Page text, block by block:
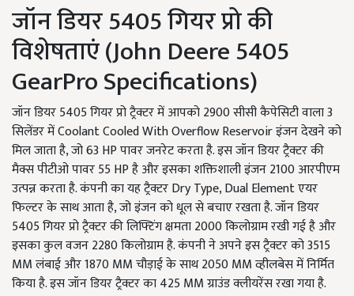
जॉन डियर 5405 गियर प्रो की
विशेषताएं (John Deere 5405
GearPro Specifications)
जॉन डियर 5405 गियर प्रो ट्रैक्टर में आपको 2900 सीसी कैपेसिटी वाला 3
सिलेंडर में Coolant Cooled With Overflow Reservoir इंजन देखने को
मिल जाता है, जो 63 HP पावर जनरेट करता है. इस जॉन डियर ट्रैक्टर की
मैक्स पीटीओ पावर 55 HP है और इसका शक्तिशाली इंजन 2100 आरपीएम
उत्पन्न करता है. कंपनी का यह ट्रैक्टर Dry Type, Dual Element एयर
फिल्टर के साथ आता है, जो इंजन को धूल से बचाए रखता है. जॉन डियर
5405 गियर प्रो ट्रैक्टर की लिफ्टिंग क्षमता 2000 किलोग्राम रखी गई है और
इसका कुल वजन 2280 किलोग्राम है. कंपनी ने अपने इस ट्रैक्टर को 3515
MM लंबाई और 1870 MM चौड़ाई के साथ 2050 MM व्हीलबेस में निर्मित
किया है. इस जॉन डियर ट्रैक्टर का 425 MM ग्राउंड क्लीयरेंस रखा गया है.